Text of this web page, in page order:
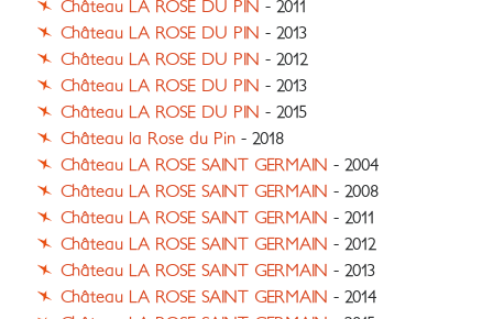
Château LA ROSE DU PIN - 2011
Château LA ROSE DU PIN - 2013
Château LA ROSE DU PIN - 2012
Château LA ROSE DU PIN - 2013
Château LA ROSE DU PIN - 2015
Château la Rose du Pin - 2018
Château LA ROSE SAINT GERMAIN - 2004
Château LA ROSE SAINT GERMAIN - 2008
Château LA ROSE SAINT GERMAIN - 2011
Château LA ROSE SAINT GERMAIN - 2012
Château LA ROSE SAINT GERMAIN - 2013
Château LA ROSE SAINT GERMAIN - 2014